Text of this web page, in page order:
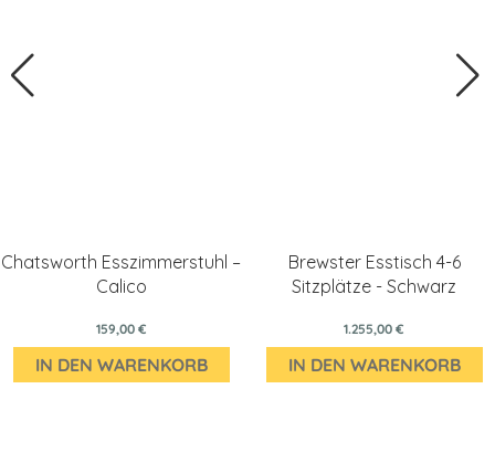
Chatsworth Esszimmerstuhl –
Calico
159,00 €
IN DEN WARENKORB
Brewster Esstisch 4-6
Sitzplätze - Schwarz
1.255,00 €
IN DEN WARENKORB